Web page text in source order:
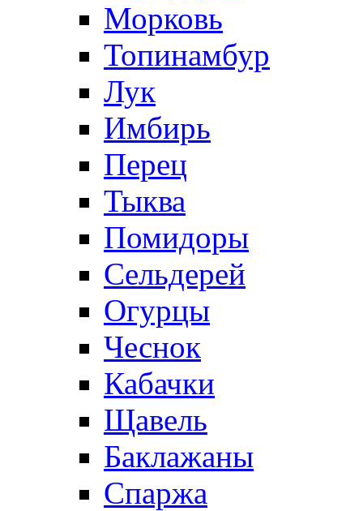
Морковь
Топинамбур
Лук
Имбирь
Перец
Тыква
Помидоры
Сельдерей
Огурцы
Чеснок
Кабачки
Щавель
Баклажаны
Спаржа